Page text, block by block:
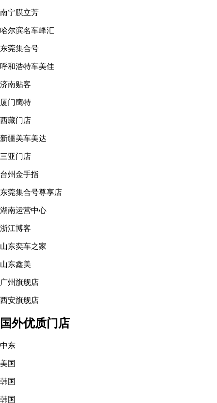
南宁膜立芳
哈尔滨名车峰汇
东莞集合号
呼和浩特车美佳
济南贴客
厦门鹰特
西藏门店
新疆美车美达
三亚门店
台州金手指
东莞集合号尊享店
湖南运营中心
浙江博客
山东奕车之家
山东鑫美
广州旗舰店
西安旗舰店
国外优质门店
中东
美国
韩国
韩国